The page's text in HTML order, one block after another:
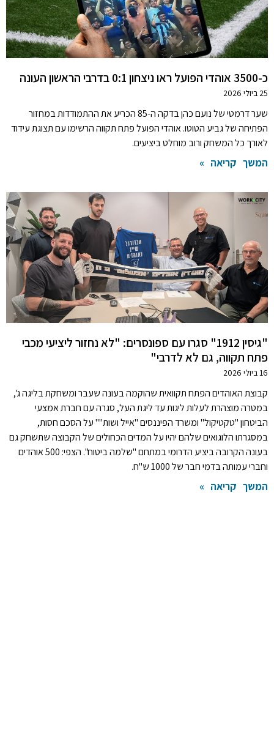
כ-3500 אוהדי הפועל ראו ניצחון 0:1 בדרבי הראשון העונה
25 ביולי 2026
שער דרמטי של נועם כהן בדקה ה-85 הכריע את ההתמודדות במחזור
הפתיחה של גביע הטוטו. אוהדי הפועל פתח תקווה הרשימו עם תצוגת עידוד
לאורך כל המשחק ורוב מוחלט ביציעים.
המשך קריאה »
"גיסין 1912" סגרו עם ספונסרים: "לא נחזור ליציעי מכבי
פתח תקווה, גם לא לדרבי"
16 ביולי 2026
קבוצת האוהדים הפתח תקוואית שהוקמה בעונה שעבר ומשחקת בליגה ג',
במטרה מוצהרת לעלות ליגות עד ליגת העל, סגרה עם חברת אמצעי
הביטחון "טקטיקול" ומשרד הפיננסים "אייל ושות'"' על הסכם חסות,
במסגרתו הלוגואים שלהם יהיו על המדים הכחולים של הקבוצה שתשחק גם
בעונה הקרובה ביציע הדרומי במתחם "שלמה ביטוח". הצפי: 500 אוהדים
וחברי עמותה בדמי חבר של 1000 ש"ח.
המשך קריאה »